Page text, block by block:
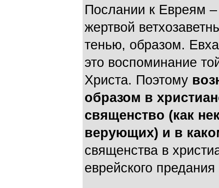
Послании к Евреям
жертвой
тенью, образом.
это воспоминание
Христа. Поэтому
образом в
священство (как
верующих) и в
священства в
еврейского